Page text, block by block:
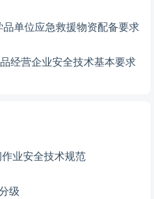
单位应急救援物资配备要求
经营企业安全技术基本要求
业安全技术规范
级